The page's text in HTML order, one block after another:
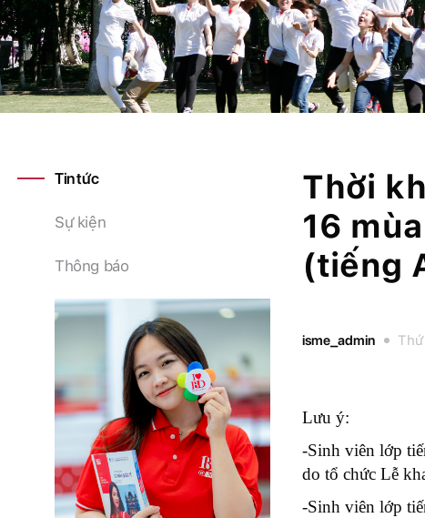
Tin tức
Sự kiện
Thông báo
Thời
16
(tiếng
isme_admin
Lưu ý:
-Sinh viên lớp
do tổ chức Lễ
-Sinh viên lớp